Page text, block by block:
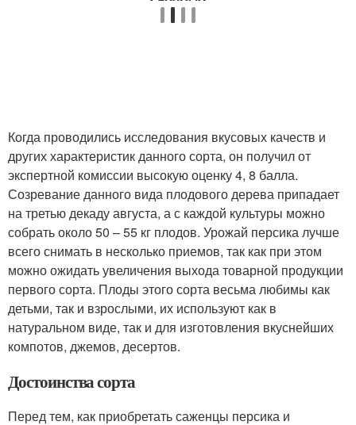
Когда проводились исследования вкусовых качеств и
других характеристик данного сорта, он получил от
экспертной комиссии высокую оценку 4, 8 балла.
Созревание данного вида плодового дерева припадает
на третью декаду августа, а с каждой культуры можно
собрать около 50 – 55 кг плодов. Урожай персика лучше
всего снимать в несколько приемов, так как при этом
можно ожидать увеличения выхода товарной продукции
первого сорта. Плоды этого сорта весьма любимы как
детьми, так и взрослыми, их используют как в
натуральном виде, так и для изготовления вкуснейших
компотов, джемов, десертов.
Достоинства сорта
Перед тем, как приобретать саженцы персика и